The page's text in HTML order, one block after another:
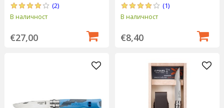
(2)
В наличност
€27,00
(1)
В наличност
€8,40